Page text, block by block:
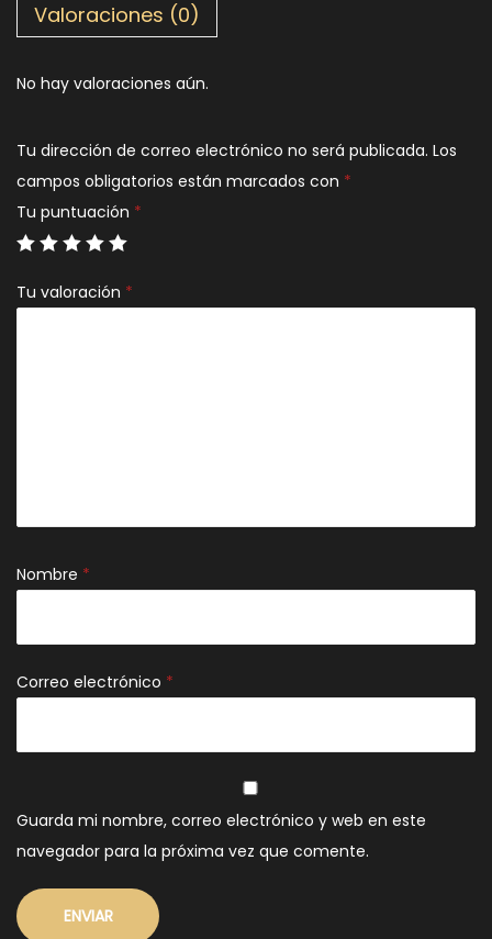
Valoraciones (0)
No hay valoraciones aún.
Tu dirección de correo electrónico no será publicada. Los
campos obligatorios están marcados con *
Tu puntuación *
Tu valoración *
Nombre *
Correo electrónico *
Guarda mi nombre, correo electrónico y web en este
navegador para la próxima vez que comente.